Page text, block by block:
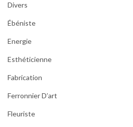
Divers
Ébéniste
Energie
Esthéticienne
Fabrication
Ferronnier D’art
Fleuriste